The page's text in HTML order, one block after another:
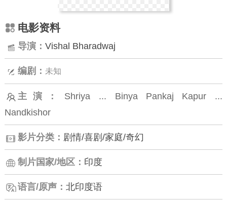
电影资料
导演： Vishal Bharadwaj
编剧： 未知
主演： Shriya ... Binya
Pankaj Kapur ...
Nandkishor
影片分类： 剧情/喜剧/家庭/奇幻
制片国家/地区： 印度
语言/原声： 北印度语